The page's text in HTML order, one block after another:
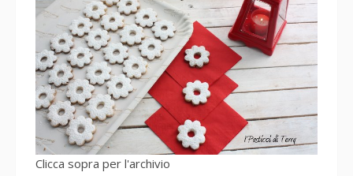
Clicca sopra per l'archivio